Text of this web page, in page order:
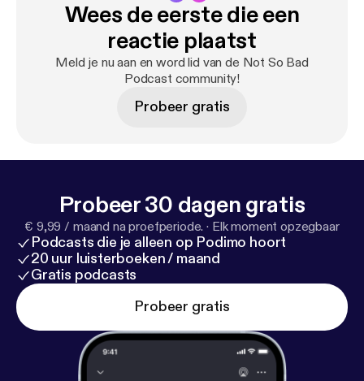
Wees de eerste die een
reactie plaatst
Meld je nu aan en word lid van de Not So Bad
Podcast community!
Probeer gratis
Probeer 30 dagen gratis
€ 9,99 / maand na proefperiode. · Elk moment opzegbaar
Podcasts die je alleen op Podimo hoort
20 uur luisterboeken / maand
Gratis podcasts
Probeer gratis